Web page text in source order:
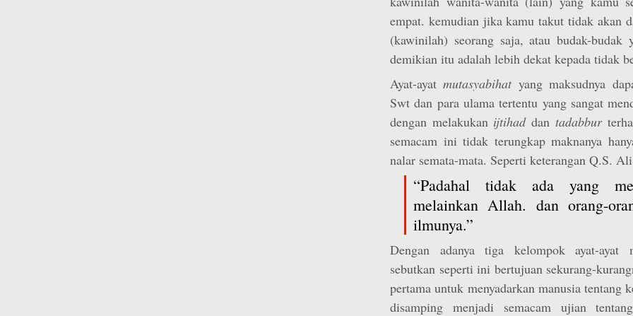
empat. kemudian jika kamu takut tidak akan
(kawinilah) seorang saja, atau budak-
demikian itu adalah lebih dekat kepada tidak
Ayat-ayatmutasyabihatyang maksudnya
Swt dan para ulama tertentu yang sangat
dengan melakukan ijtihaddan tadabbur
semacam ini tidak terungkap maknanya
nalar semata-mata. Seperti keterangan Q.S.
“Padahal tidak ada yang
melainkan Allah. dan orang-
ilmunya.”
Dengan adanya tiga kelompok ayat-ayat
sebutkan seperti ini bertujuan sekurang-
pertama untuk menyadarkan manusia tentang
disamping menjadi semacam ujian